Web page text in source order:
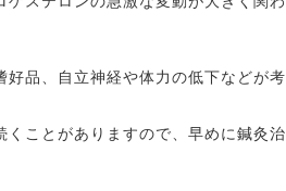
品、自立神経や体力の低下などが考
ことがありますので、早めに鍼灸治